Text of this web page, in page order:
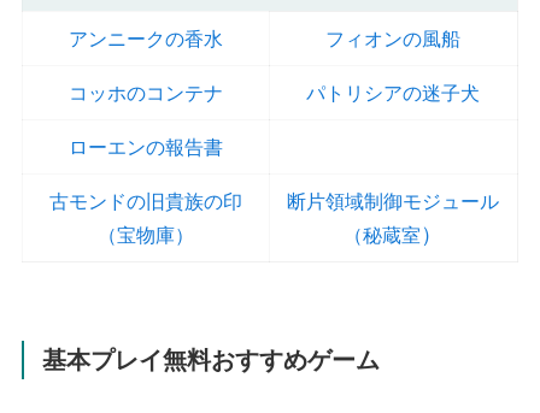
アンニークの香水 フィオンの風船
コッホのコンテナ パトリシアの迷子犬
ローエンの報告書
古モンドの旧貴族の印
（宝物庫）
断片領域制御モジュール
（秘蔵室 ）
基本プレイ無料おすすめゲーム